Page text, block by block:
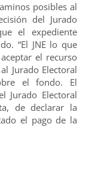
posibles al
del Jurado
el expediente
“El JNE lo que
el recurso
Jurado Electoral
el fondo. El
Jurado Electoral
de declarar la
el pago de la